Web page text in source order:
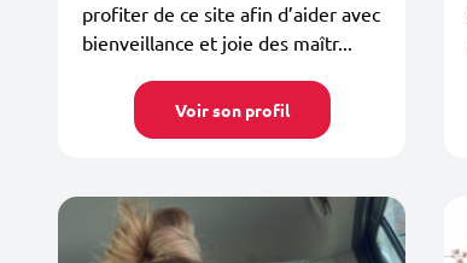
profiter de ce site afin d’aider avec
bienveillance et joie des maîtr...
Voir son profil